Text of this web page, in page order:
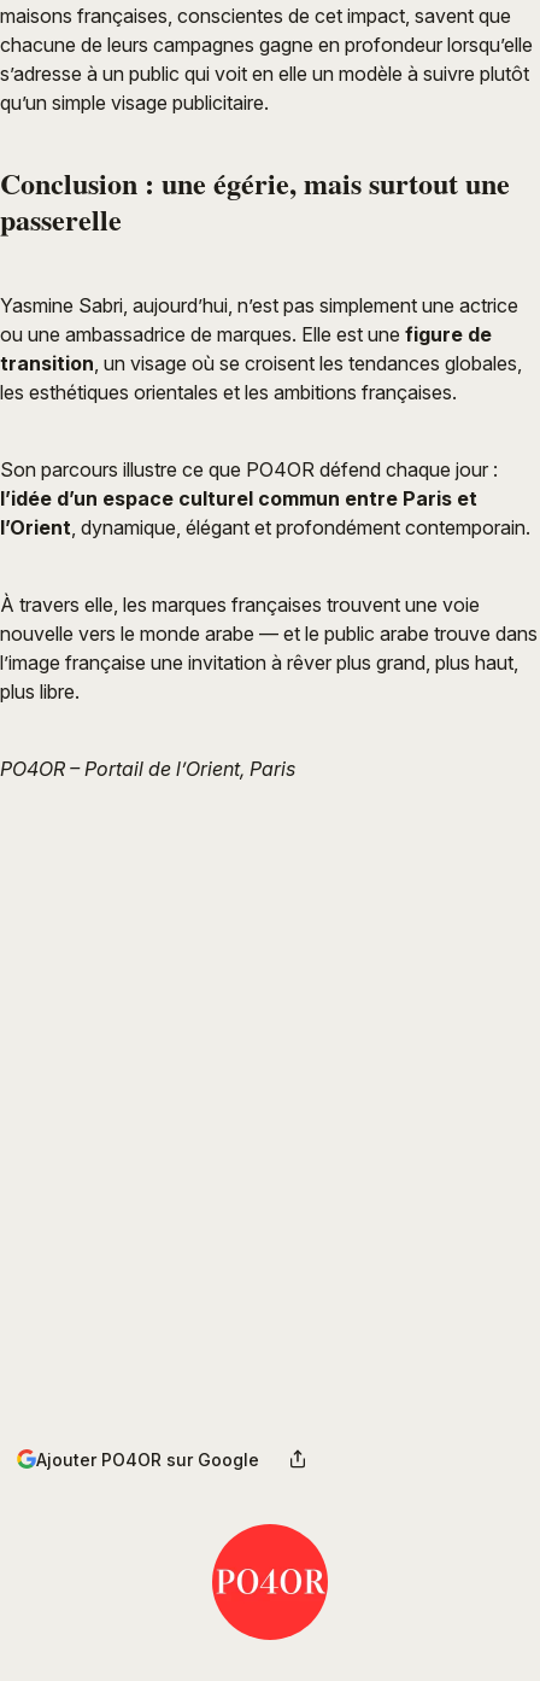
maisons françaises, conscientes de cet impact, savent que
chacune de leurs campagnes gagne en profondeur lorsqu’elle
s’adresse à un public qui voit en elle un modèle à suivre plutôt
qu’un simple visage publicitaire.
Conclusion : une égérie, mais surtout une
passerelle
Yasmine Sabri, aujourd’hui, n’est pas simplement une actrice
ou une ambassadrice de marques. Elle est une figure de
transition , un visage où se croisent les tendances globales,
les esthétiques orientales et les ambitions françaises.
Son parcours illustre ce que PO4OR défend chaque jour :
l’idée d’un espace culturel commun entre Paris et
l’Orient , dynamique, élégant et profondément contemporain.
À travers elle, les marques françaises trouvent une voie
nouvelle vers le monde arabe — et le public arabe trouve dans
l’image française une invitation à rêver plus grand, plus haut,
plus libre.
PO4OR – Portail de l’Orient, Paris
Ajouter PO4OR sur Google